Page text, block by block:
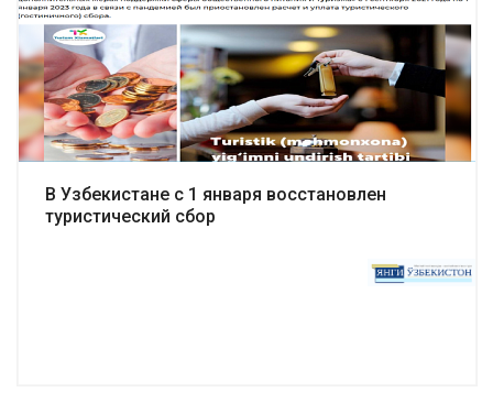
Подробнее
В Узбекистане с 1 января восстановлен
туристический сбор